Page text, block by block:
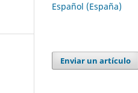
Español (España)
Enviar un artículo